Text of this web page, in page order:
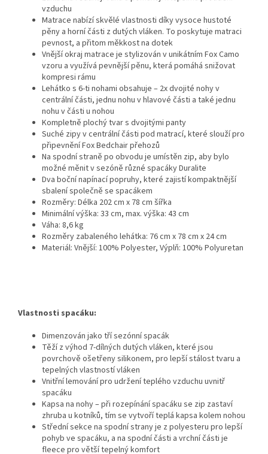
vzduchu
Matrace nabízí skvělé vlastnosti díky vysoce hustoté
pěny a horní části z dutých vláken. To poskytuje matraci
pevnost, a přitom měkkost na dotek
Vnější okraj matrace je stylizován v unikátním Fox Camo
vzoru a využívá pevnější pěnu, která pomáhá snižovat
kompresi rámu
Lehátko s 6-ti nohami obsahuje – 2x dvojité nohy v
centrální části, jednu nohu v hlavové části a také jednu
nohu v části u nohou
Kompletně plochý tvar s dvojitými panty
Suché zipy v centrální části pod matrací, které slouží pro
připevnění Fox Bedchair přehozů
Na spodní straně po obvodu je umístěn zip, aby bylo
možné měnit v sezóně různé spacáky Duralite
Dva boční napínací popruhy, které zajistí kompaktnější
sbalení společně se spacákem
Rozměry: Délka 202 cm x 78 cm šířka
Minimální výška: 33 cm, max. výška: 43 cm
Váha: 8,6 kg
Rozměry zabaleného lehátka: 76 cm x 78 cm x 24 cm
Materiál: Vnější: 100% Polyester, Výplň: 100% Polyuretan
Vlastnosti spacáku:
Dimenzován jako tří sezónní spacák
Těží z výhod 7-dílných dutých vláken, které jsou
povrchově ošetřeny silikonem, pro lepší stálost tvaru a
tepelných vlastností vláken
Vnitřní lemování pro udržení teplého vzduchu uvnitř
spacáku
Kapsa na nohy – při rozepínání spacáku se zip zastaví
zhruba u kotníků, tím se vytvoří teplá kapsa kolem nohou
Střední sekce na spodní strany je z polyesteru pro lepší
pohyb ve spacáku, a na spodní části a vrchní části je
fleece pro větší tepelný komfort